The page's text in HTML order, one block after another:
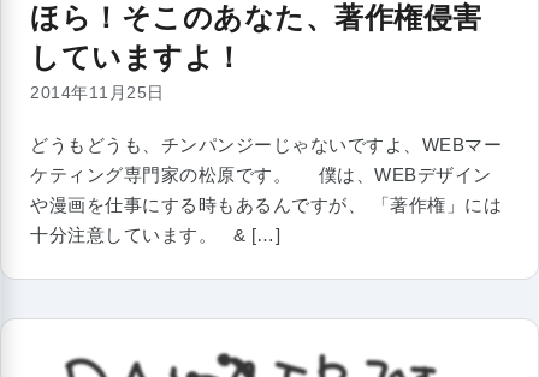
ほら！そこのあなた、著作権侵害
していますよ！
2014年11月25日
どうもどうも、チンパンジーじゃないですよ、WEBマー
ケティング専門家の松原です。 僕は、WEBデザイン
や漫画を仕事にする時もあるんですが、 「著作権」には
十分注意しています。 & […]